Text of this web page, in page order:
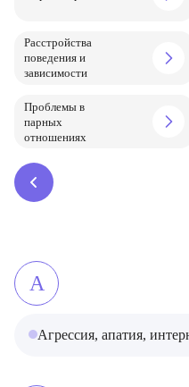
Расстройства
поведения и
зависимости
Проблемы в
парных
отношениях
А
Агрессия, апатия,